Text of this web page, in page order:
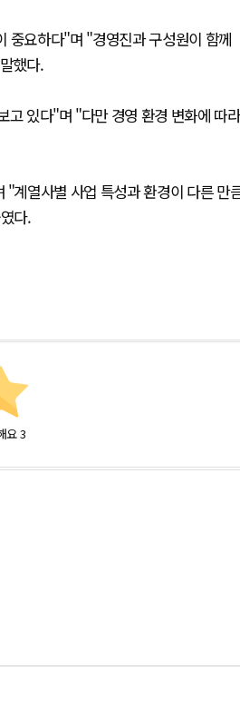
중요하다"며 "경영진과 구성원이 함께
했다.
고 있다"며 "다만 경영 환경 변화에 따라
계열사별 사업 특성과 환경이 다른 만
다.
요 3